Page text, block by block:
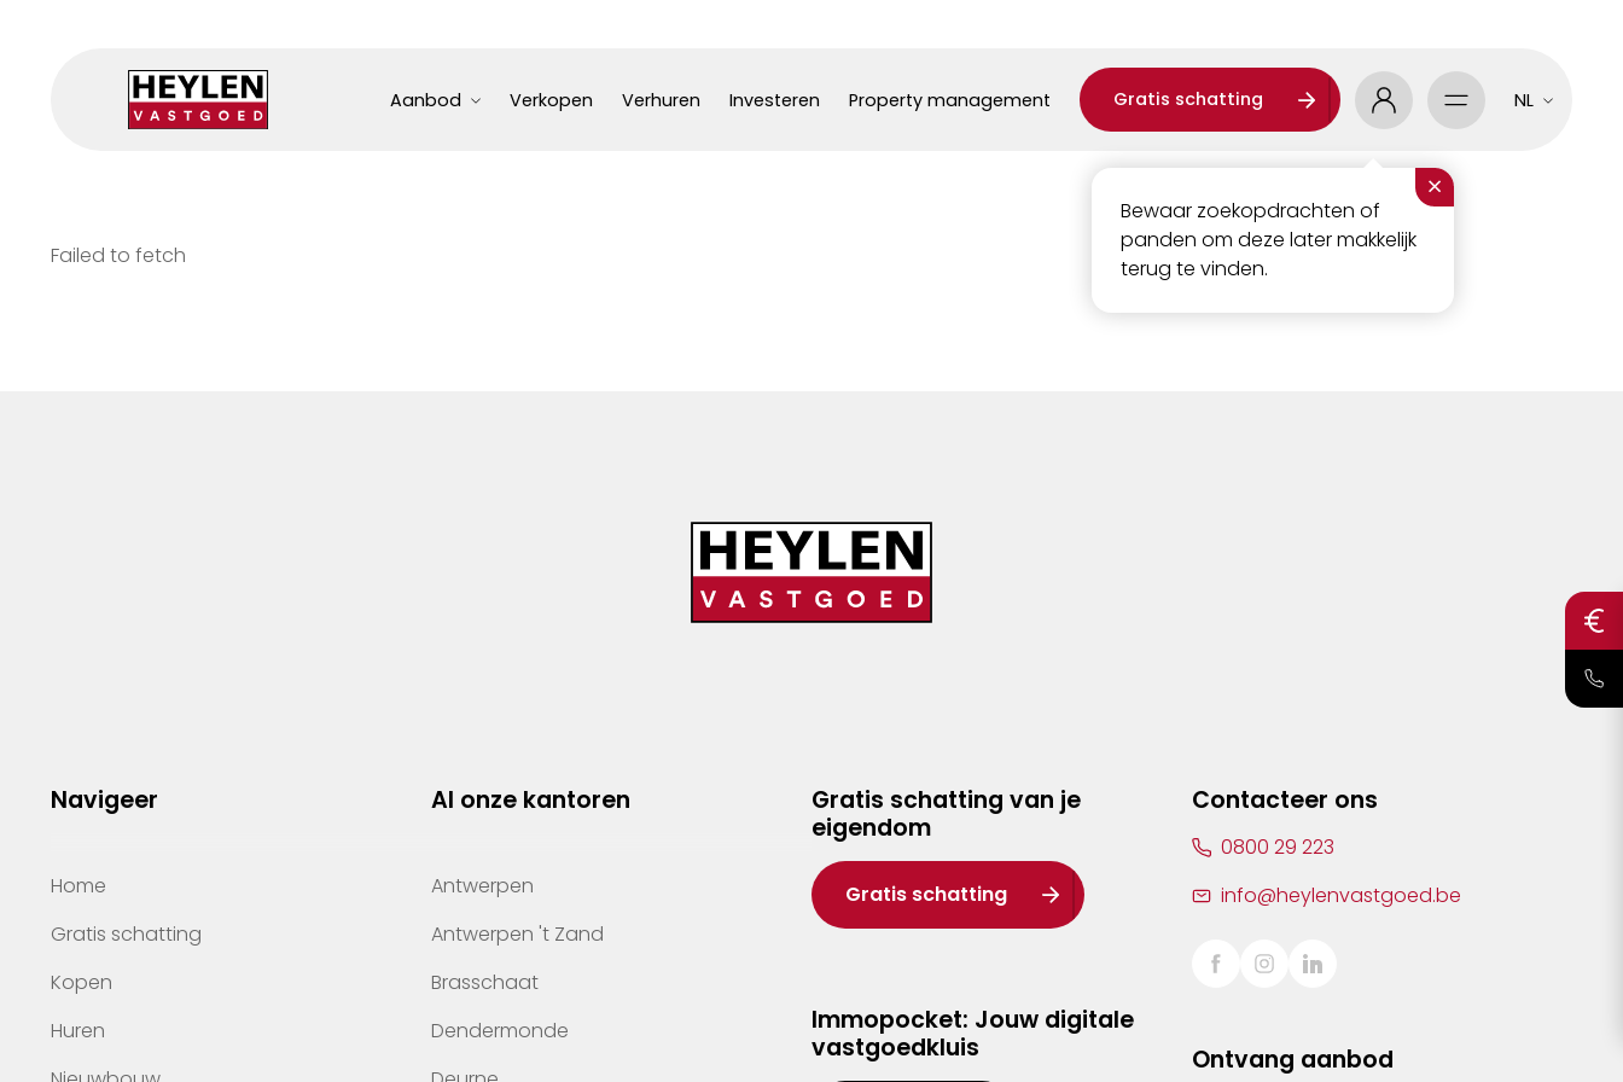
Aanbod Verkopen Verhuren Investeren Property management Gratis schatting
×
Bewaar zoekopdrachten of
panden om deze later makkelijk
terug te vinden.
NL
Failed to fetch
Navigeer
Home
Gratis schatting
Kopen
Huren
Al onze kantoren
Antwerpen
Antwerpen 't Zand
Brasschaat
Dendermonde
Gratis schatting van je
eigendom
Gratis schatting
Immopocket: Jouw digitale
vastgoedkluis
Contacteer ons
0800 29 223
info@heylenvastgoed.be
Ontvang aanbod